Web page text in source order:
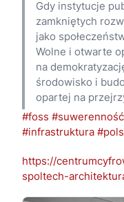
Gdy instytucje
zamkniętych
jako
Wolne i otwarte
na
środowisko i
opartej na
#foss #suwerenność
#infrastruktura
https://
spoltech-